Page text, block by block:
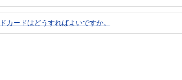
カードはどうすればよいですか。